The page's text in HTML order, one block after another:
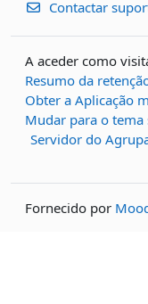
Contactar
A aceder como
Resumo da
Obter a Aplicação
Mudar para o tema
Servidor do
Fornecido por